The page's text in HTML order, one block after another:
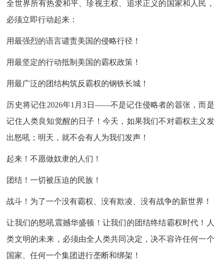
全世界所有热爱和平、珍视主权、追求正义的国家和人民，
必须立即行动起来：
用最强烈的语言谴责美国的侵略行径！
用最坚定的行动抵制美国的霸权政策！
用最广泛的团结构筑反霸权的钢铁长城！
历史将记住2026年1月3日——不是记住侵略者的嚣张，而是
记住人类良知觉醒的日子！今天，如果我们不对霸权主义发
出怒吼；明天，就不会有人为我们发声！
起来！不愿做奴隶的人们！
团结！一切被压迫的民族！
战斗！为了一个没有霸权、没有欺凌、没有战争的新世界！
让我们的怒吼震撼华盛顿！让我们的团结终结霸权时代！人
类文明的未来，必须由全人类共同决定，决不容许任何一个
国家、任何一个集团进行垄断和绑架！